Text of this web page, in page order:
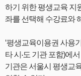
하기 위한 평생교육 지
좌를 선택해 수강료와
‘평생교육이용권 사용
타 시‧도 기관 포함)에
기관은 서울시 평생교